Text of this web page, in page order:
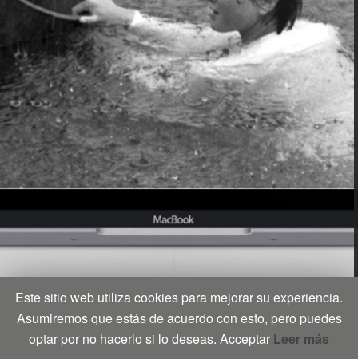
Este sitio web utiliza cookies para mejorar su experiencia.
Asumiremos que estás de acuerdo con esto, pero puedes
optar por no hacerlo si lo deseas. Acceptar Leer más